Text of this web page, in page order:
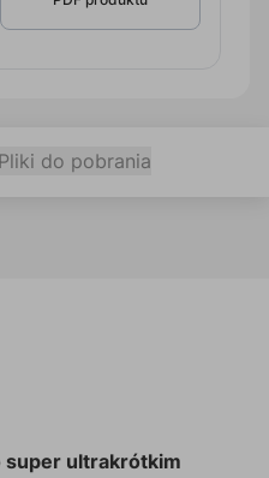
Pliki do pobrania
super ultrakrótkim